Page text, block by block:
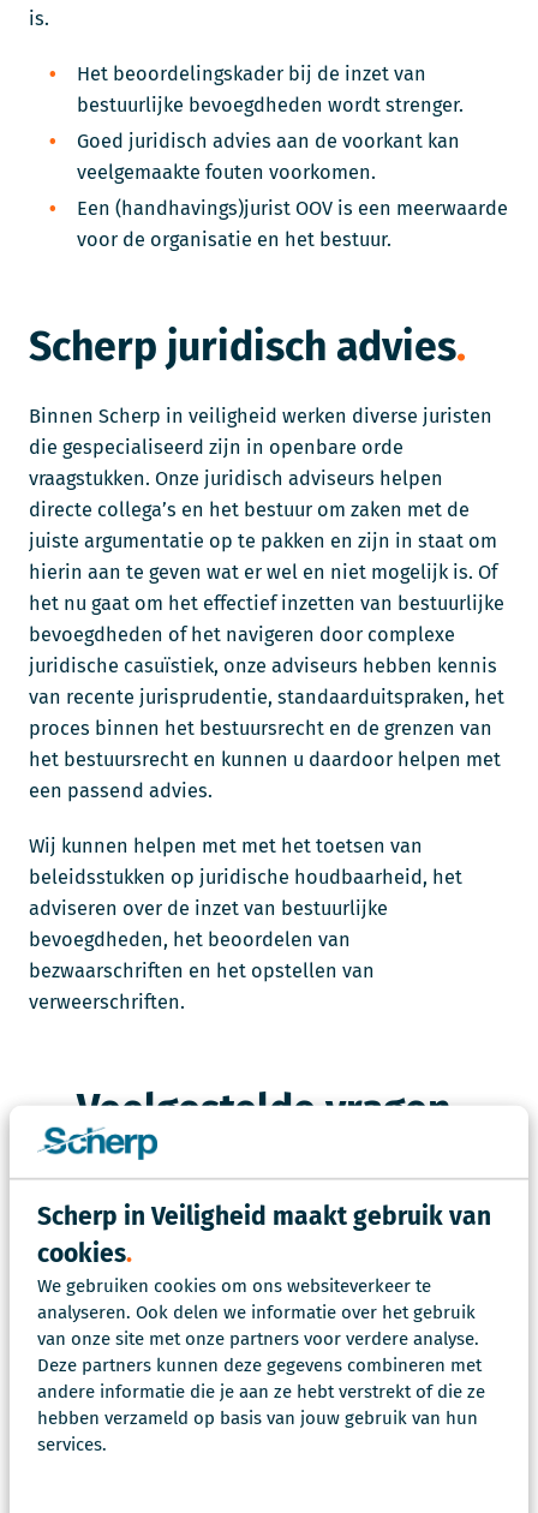
Scherp in Veiligheid maakt gebruik van
cookies
We gebruiken cookies om ons websiteverkeer te
analyseren. Ook delen we informatie over het gebruik
van onze site met onze partners voor verdere analyse.
Deze partners kunnen deze gegevens combineren met
andere informatie die je aan ze hebt verstrekt of die ze
hebben verzameld op basis van jouw gebruik van hun
services.
is.
Het beoordelingskader bij de inzet van
bestuurlijke bevoegdheden wordt strenger.
Goed juridisch advies aan de voorkant kan
veelgemaakte fouten voorkomen.
Een (handhavings)jurist OOV is een meerwaarde
voor de organisatie en het bestuur.
Scherp juridisch advies
Binnen Scherp in veiligheid werken diverse juristen
die gespecialiseerd zijn in openbare orde
vraagstukken. Onze juridisch adviseurs helpen
directe collega’s en het bestuur om zaken met de
juiste argumentatie op te pakken en zijn in staat om
hierin aan te geven wat er wel en niet mogelijk is. Of
het nu gaat om het effectief inzetten van bestuurlijke
bevoegdheden of het navigeren door complexe
juridische casuïstiek, onze adviseurs hebben kennis
van recente jurisprudentie, standaarduitspraken, het
proces binnen het bestuursrecht en de grenzen van
het bestuursrecht en kunnen u daardoor helpen met
een passend advies.
Wij kunnen helpen met met het toetsen van
beleidsstukken op juridische houdbaarheid, het
adviseren over de inzet van bestuurlijke
bevoegdheden, het beoordelen van
bezwaarschriften en het opstellen van
verweerschriften.
Veelgestelde vragen
Stel je vraag Maak een afspraak
Werken bij Scherp ook advocaten?
Kunnen jullie ook beleidsstukken